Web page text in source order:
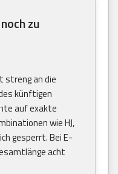
zu
streng an die
künftigen
auf exakte
wie HJ,
gesperrt. Bei E-
acht